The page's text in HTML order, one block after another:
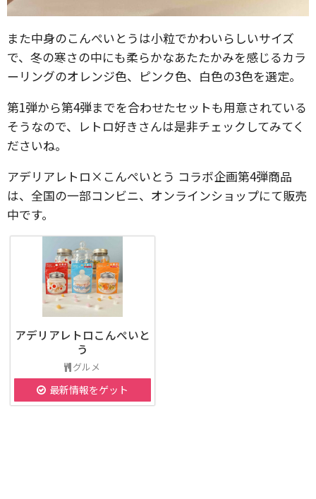
また中身のこんぺいとうは小粒でかわいらしいサイズ
で、冬の寒さの中にも柔らかなあたたかみを感じるカラ
ーリングのオレンジ色、ピンク色、白色の3色を選定。
第1弾から第4弾までを合わせたセットも用意されている
そうなので、レトロ好きさんは是非チェックしてみてく
ださいね。
アデリアレトロ×こんぺいとう コラボ企画第4弾商品
は、全国の一部コンビニ、オンラインショップにて販売
中です。
アデリアレトロこんぺいと
う
グルメ
最新情報をゲット